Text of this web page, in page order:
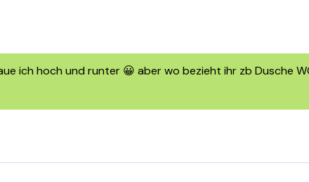
ich hoch und runter 😀 aber wo bezieht ihr zb Dusche